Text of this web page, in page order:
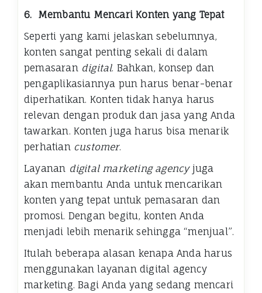
6. Membantu Mencari Konten yang Tepat
Seperti yang kami jelaskan sebelumnya,
konten sangat penting sekali di dalam
pemasaran digital. Bahkan, konsep dan
pengaplikasiannya pun harus benar-benar
diperhatikan. Konten tidak hanya harus
relevan dengan produk dan jasa yang Anda
tawarkan. Konten juga harus bisa menarik
perhatian customer.
Layanan digital marketing agency juga
akan membantu Anda untuk mencarikan
konten yang tepat untuk pemasaran dan
promosi. Dengan begitu, konten Anda
menjadi lebih menarik sehingga “menjual”.
Itulah beberapa alasan kenapa Anda harus
menggunakan layanan digital agency
marketing. Bagi Anda yang sedang mencari